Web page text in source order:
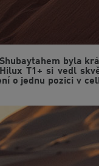
byla
T1+ si vedl
o jednu pozici v